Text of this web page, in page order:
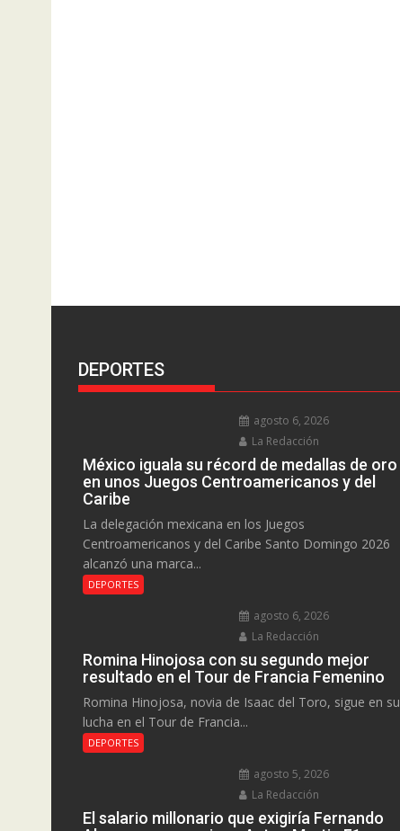
DEPORTES
agosto 6, 2026
La Redacción
México iguala su récord de medallas de oro
en unos Juegos Centroamericanos y del
Caribe
La delegación mexicana en los Juegos
Centroamericanos y del Caribe Santo Domingo 2026
alcanzó una marca...
DEPORTES
agosto 6, 2026
La Redacción
Romina Hinojosa con su segundo mejor
resultado en el Tour de Francia Femenino
Romina Hinojosa, novia de Isaac del Toro, sigue en su
lucha en el Tour de Francia...
DEPORTES
agosto 5, 2026
La Redacción
El salario millonario que exigiría Fernando